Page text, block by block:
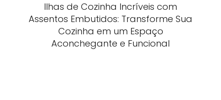
Ilhas de Cozinha Incríveis com
Assentos Embutidos: Transforme Sua
Cozinha em um Espaço
Aconchegante e Funcional